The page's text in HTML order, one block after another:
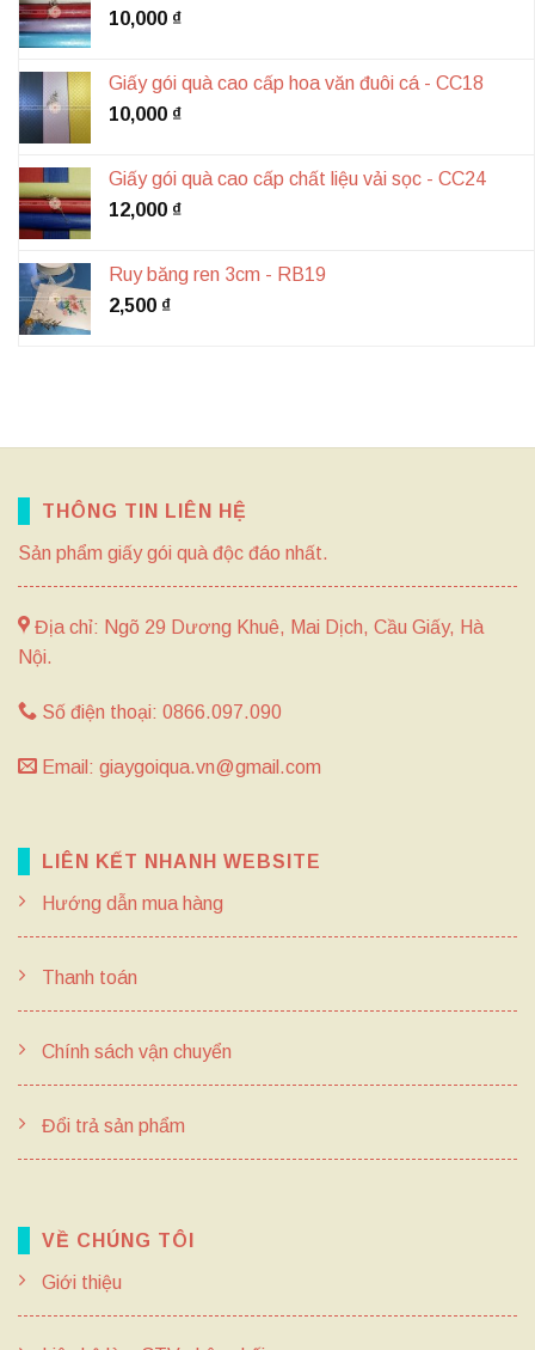
10,000 ₫
Giấy gói quà cao cấp hoa văn đuôi cá - CC18
10,000 ₫
Giấy gói quà cao cấp chất liệu vải sọc - CC24
12,000 ₫
Ruy băng ren 3cm - RB19
2,500 ₫
THÔNG TIN LIÊN HỆ
Sản phẩm giấy gói quà độc đáo nhất.
Địa chỉ: Ngõ 29 Dương Khuê, Mai Dịch, Cầu Giấy, Hà
Nội.
Số điện thoại: 0866.097.090
Email: giaygoiqua.vn@gmail.com
LIÊN KẾT NHANH WEBSITE
Hướng dẫn mua hàng
Thanh toán
Chính sách vận chuyển
Đổi trả sản phẩm
VỀ CHÚNG TÔI
Giới thiệu